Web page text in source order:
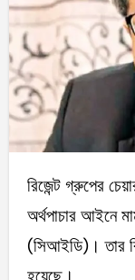
রিজেন্ট গ্রুপের চেয়ারম্যান মোহাম্মদ সাহেদ করিমের বিরুদ্ধে
অর্থপাচার আইনে
(সিআইডি)। তার